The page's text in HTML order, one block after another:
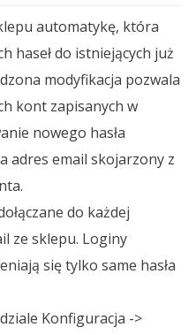
automatykę, która
haseł do istniejących już
modyfikacja pozwala
kont zapisanych w
nowego hasła
adres email skojarzony z
do każdej
ze sklepu. Loginy
się tylko same hasła
Konfiguracja ->